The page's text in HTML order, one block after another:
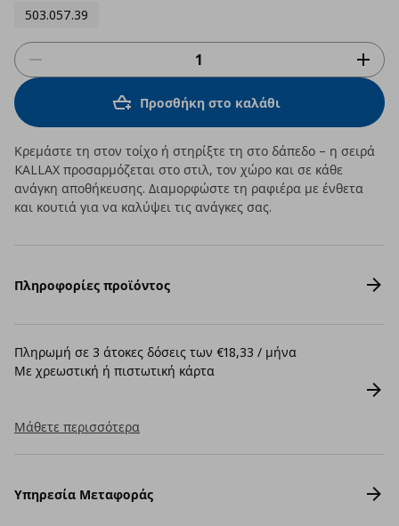
503.057.39
Προσθήκη στο καλάθι
Κρεμάστε τη στον τοίχο ή στηρίξτε τη στο δάπεδο – η σειρά
KALLAX προσαρμόζεται στο στιλ, τον χώρο και σε κάθε
ανάγκη αποθήκευσης. Διαμορφώστε τη ραφιέρα με ένθετα
και κουτιά για να καλύψει τις ανάγκες σας.
Πληροφορίες προϊόντος
Πληρωμή σε 3 άτοκες δόσεις των €18,33 / μήνα
Με χρεωστική ή πιστωτική κάρτα
Μάθετε περισσότερα
Υπηρεσία Μεταφοράς